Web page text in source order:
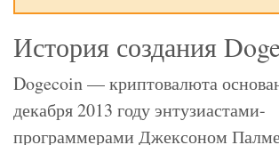
История создания
Dogecoin — криптовалюта
декабря 2013 году энтузиастами-
программерами Джексоном